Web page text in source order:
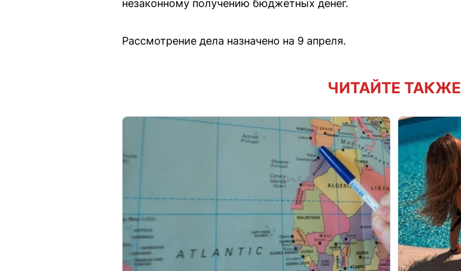
незаконному получению бюджетных денег.
Рассмотрение дела назначено на 9 апреля.
ЧИТАЙТЕ ТАКЖЕ